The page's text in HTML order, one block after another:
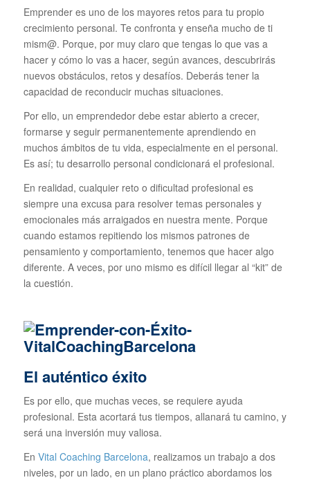
Emprender es uno de los mayores retos para tu propio
crecimiento personal. Te confronta y enseña mucho de ti
mism@. Porque, por muy claro que tengas lo que vas a
hacer y cómo lo vas a hacer, según avances, descubrirás
nuevos obstáculos, retos y desafíos. Deberás tener la
capacidad de reconducir muchas situaciones.
Por ello, un emprendedor debe estar abierto a crecer,
formarse y seguir permanentemente aprendiendo en
muchos ámbitos de tu vida, especialmente en el personal.
Es así; tu desarrollo personal condicionará el profesional.
En realidad, cualquier reto o dificultad profesional es
siempre una excusa para resolver temas personales y
emocionales más arraigados en nuestra mente. Porque
cuando estamos repitiendo los mismos patrones de
pensamiento y comportamiento, tenemos que hacer algo
diferente. A veces, por uno mismo es difícil llegar al “kit” de
la cuestión.
El auténtico éxito
Es por ello, que muchas veces, se requiere ayuda
profesional. Esta acortará tus tiempos, allanará tu camino, y
será una inversión muy valiosa.
En Vital Coaching Barcelona, realizamos un trabajo a dos
niveles, por un lado, en un plano práctico abordamos los